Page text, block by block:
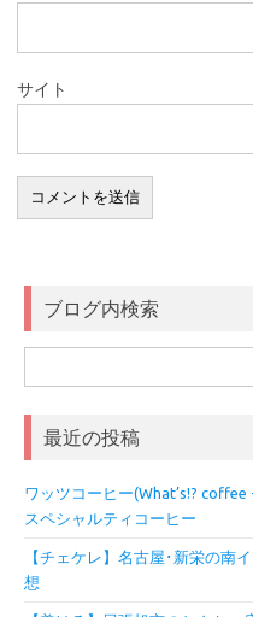
サイト
ブログ内検索
索:
最近の投稿
ワッツコーヒー(What’s!?
スペシャルティコーヒー
【チェケレ】名古屋･新栄の南
想